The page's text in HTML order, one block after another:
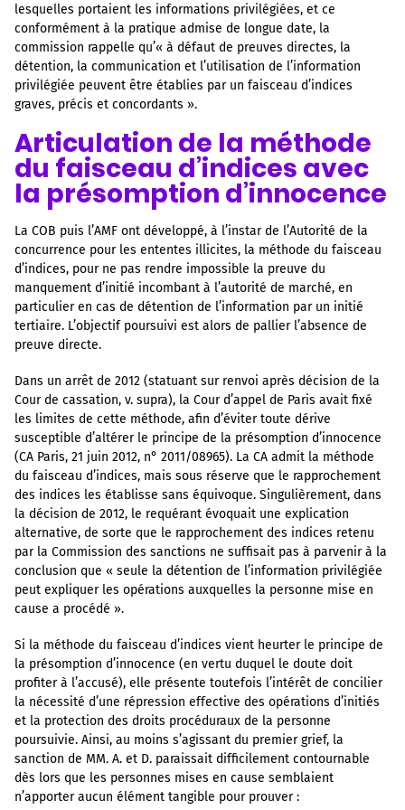
lesquelles portaient les informations privilégiées, et ce
conformément à la pratique admise de longue date, la
commission rappelle qu’« à défaut de preuves directes, la
détention, la communication et l’utilisation de l’information
privilégiée peuvent être établies par un faisceau d’indices
graves, précis et concordants ».
Articulation de la méthode
du faisceau d’indices avec
la présomption d’innocence
La COB puis l’AMF ont développé, à l’instar de l’Autorité de la
concurrence pour les ententes illicites, la méthode du faisceau
d’indices, pour ne pas rendre impossible la preuve du
manquement d’initié incombant à l’autorité de marché, en
particulier en cas de détention de l’information par un initié
tertiaire. L’objectif poursuivi est alors de pallier l’absence de
preuve directe.
Dans un arrêt de 2012 (statuant sur renvoi après décision de la
Cour de cassation, v. supra), la Cour d’appel de Paris avait fixé
les limites de cette méthode, afin d’éviter toute dérive
susceptible d’altérer le principe de la présomption d’innocence
(CA Paris, 21 juin 2012, n° 2011/08965). La CA admit la méthode
du faisceau d’indices, mais sous réserve que le rapprochement
des indices les établisse sans équivoque. Singulièrement, dans
la décision de 2012, le requérant évoquait une explication
alternative, de sorte que le rapprochement des indices retenu
par la Commission des sanctions ne suffisait pas à parvenir à la
conclusion que « seule la détention de l’information privilégiée
peut expliquer les opérations auxquelles la personne mise en
cause a procédé ».
Si la méthode du faisceau d’indices vient heurter le principe de
la présomption d’innocence (en vertu duquel le doute doit
profiter à l’accusé), elle présente toutefois l’intérêt de concilier
la nécessité d’une répression effective des opérations d’initiés
et la protection des droits procéduraux de la personne
poursuivie. Ainsi, au moins s’agissant du premier grief, la
sanction de MM. A. et D. paraissait difficilement contournable
dès lors que les personnes mises en cause semblaient
n’apporter aucun élément tangible pour prouver :